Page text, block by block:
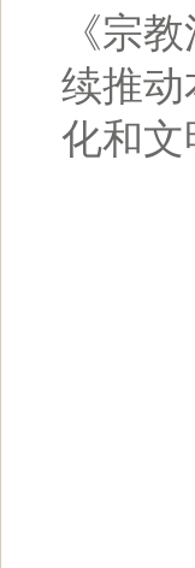
《宗
续推动
化和文